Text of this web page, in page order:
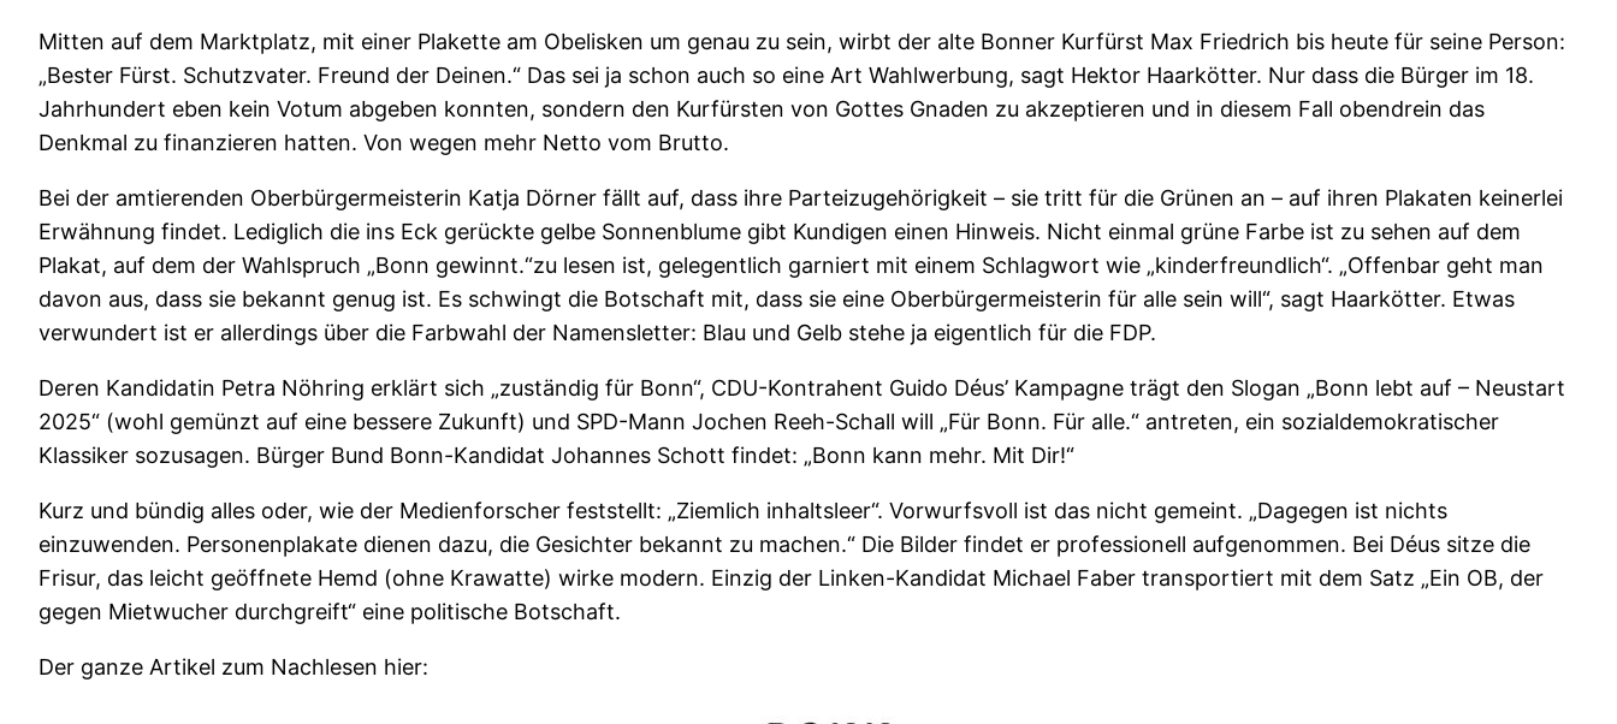
Mitten auf dem Marktplatz, mit einer Plakette am Obelisken um genau zu sein, wirbt der alte Bonner Kurfürst Max Friedrich bis heute für seine Person:
„Bester Fürst. Schutzvater. Freund der Deinen.“ Das sei ja schon auch so eine Art Wahlwerbung, sagt Hektor Haarkötter. Nur dass die Bürger im 18.
Jahrhundert eben kein Votum abgeben konnten, sondern den Kurfürsten von Gottes Gnaden zu akzeptieren und in diesem Fall obendrein das
Denkmal zu finanzieren hatten. Von wegen mehr Netto vom Brutto.
Bei der amtierenden Oberbürgermeisterin Katja Dörner fällt auf, dass ihre Parteizugehörigkeit – sie tritt für die Grünen an – auf ihren Plakaten keinerlei
Erwähnung findet. Lediglich die ins Eck gerückte gelbe Sonnenblume gibt Kundigen einen Hinweis. Nicht einmal grüne Farbe ist zu sehen auf dem
Plakat, auf dem der Wahlspruch „Bonn gewinnt.“zu lesen ist, gelegentlich garniert mit einem Schlagwort wie „kinderfreundlich“. „Offenbar geht man
davon aus, dass sie bekannt genug ist. Es schwingt die Botschaft mit, dass sie eine Oberbürgermeisterin für alle sein will“, sagt Haarkötter. Etwas
verwundert ist er allerdings über die Farbwahl der Namensletter: Blau und Gelb stehe ja eigentlich für die FDP.
Deren Kandidatin Petra Nöhring erklärt sich „zuständig für Bonn“, CDU-Kontrahent Guido Déus’ Kampagne trägt den Slogan „Bonn lebt auf – Neustart
2025“ (wohl gemünzt auf eine bessere Zukunft) und SPD-Mann Jochen Reeh-Schall will „Für Bonn. Für alle.“ antreten, ein sozialdemokratischer
Klassiker sozusagen. Bürger Bund Bonn-Kandidat Johannes Schott findet: „Bonn kann mehr. Mit Dir!“
Kurz und bündig alles oder, wie der Medienforscher feststellt: „Ziemlich inhaltsleer“. Vorwurfsvoll ist das nicht gemeint. „Dagegen ist nichts
einzuwenden. Personenplakate dienen dazu, die Gesichter bekannt zu machen.“ Die Bilder findet er professionell aufgenommen. Bei Déus sitze die
Frisur, das leicht geöffnete Hemd (ohne Krawatte) wirke modern. Einzig der Linken-Kandidat Michael Faber transportiert mit dem Satz „Ein OB, der
gegen Mietwucher durchgreift“ eine politische Botschaft.
Der ganze Artikel zum Nachlesen hier: